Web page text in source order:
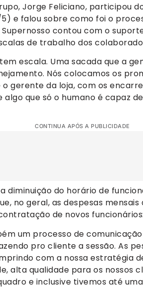
Jorge Feliciano, participou
e falou sobre como foi o
Supernosso contou com o
de trabalho dos
escala. Uma sacada que a
Nós colocamos os
gerente da loja, com os
que só o humano é capaz
CONTINUA APÓS A PUBLICIDADE
diminuição do horário de
no geral, as despesas
de novos funcionários:
um processo de
pro cliente a sessão. As
com a nossa estratégia
alta qualidade para os nossos
e inclusive tivemos até